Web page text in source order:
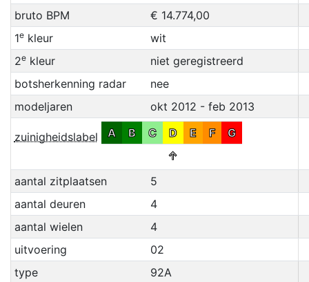
bruto BPM
€ 14.774,00
1ekleur
wit
2ekleur
niet geregistreerd
botsherkenning radar
nee
modeljaren
okt 2012 - feb 2013
zuinigheidslabel A B C D E F
G
↑
aantal zitplaatsen
5
aantal deuren
4
aantal wielen
4
uitvoering
02
type
92A